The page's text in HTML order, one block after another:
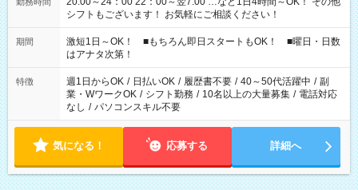
シフトもございます！ お気軽にご相談ください！
期間
激短1日～OK！ ■もちろん即日スタートもOK！ ■曜日・日数
はアナタ次第！
特徴 週1日からOK / 日払いOK / 履歴書不要 / 40～50代活躍中 / 副
業・WワークOK / シフト勤務 / 10名以上の大量募集 / 電話対応
なし / パソコンスキル不要
気になる！ 応募する 詳細へ